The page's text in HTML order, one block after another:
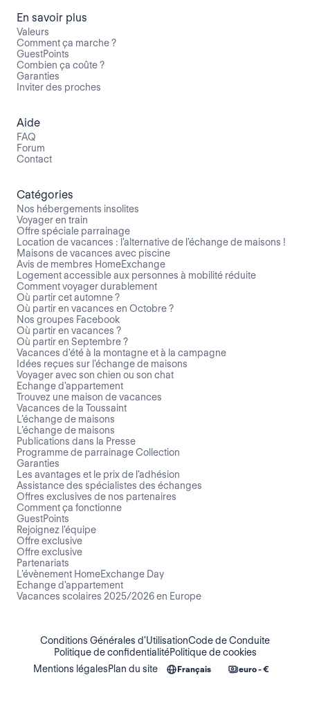
En savoir plus
Valeurs
Comment ça marche ?
GuestPoints
Combien ça coûte ?
Garanties
Inviter des proches
Aide
FAQ
Forum
Contact
Catégories
Nos hébergements insolites
Voyager en train
Offre spéciale parrainage
Location de vacances : l'alternative de l'échange de maisons !
Maisons de vacances avec piscine
Avis de membres HomeExchange
Logement accessible aux personnes à mobilité réduite
Comment voyager durablement
Où partir cet automne ?
Où partir en vacances en Octobre ?
Nos groupes Facebook
Où partir en vacances ?
Où partir en Septembre ?
Vacances d'été à la montagne et à la campagne
Idées reçues sur l'échange de maisons
Voyager avec son chien ou son chat
Echange d'appartement
Trouvez une maison de vacances
Vacances de la Toussaint
L’échange de maisons
L’échange de maisons
Publications dans la Presse
Programme de parrainage Collection
Garanties
Les avantages et le prix de l'adhésion
Assistance des spécialistes des échanges
Offres exclusives de nos partenaires
Comment ça fonctionne
GuestPoints
Rejoignez l'équipe
Offre exclusive
Offre exclusive
Partenariats
L'évènement HomeExchange Day
Echange d'appartement
Vacances scolaires 2025/2026 en Europe
Conditions Générales d'UtilisationCode de Conduite
Politique de confidentialitéPolitique de cookies
Mentions légalesPlan du site Français euro - €